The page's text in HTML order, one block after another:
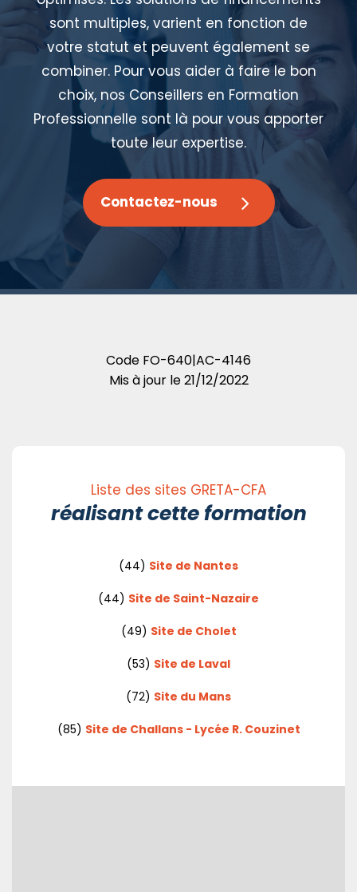
sont multiples, varient en fonction de
votre statut et peuvent également se
combiner. Pour vous aider à faire le bon
choix, nos Conseillers en Formation
Professionnelle sont là pour vous apporter
toute leur expertise.
Contactez-nous
Code FO-640|AC-4146
Mis à jour le21/12/2022
Liste des sites GRETA-CFA
réalisant cette formation
(44) Site de Nantes
(44) Site de Saint-Nazaire
(49) Site de Cholet
(53) Site de Laval
(72) Site du Mans
(85) Site de Challans - Lycée R. Couzinet